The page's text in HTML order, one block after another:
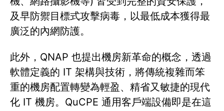
及早防禦目標式攻擊病毒，以最低成本獲得最
廣泛的內網防護。
此外，QNAP 也提出機房新革命的概念，透過
軟體定義的 IT 架構與技術，將傳統複雜而笨
重的機房配置轉變為輕盈、精省又敏捷的現代
化 IT 機房。QuCPE 通用客戶端設備即是在這